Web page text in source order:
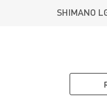
SHIMANO
SHIMANO